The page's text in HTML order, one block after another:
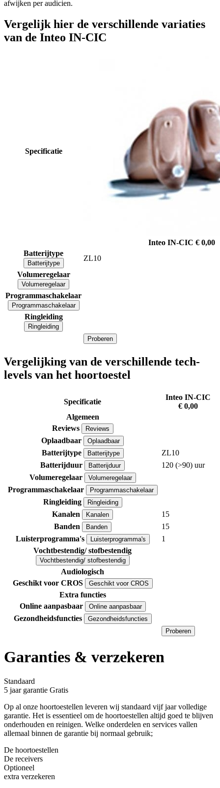
afwijken per audicien.
Vergelijk hier de verschillende variaties
van de Inteo IN-CIC
Specificatie
Inteo IN-CIC € 0,00
Batterijtype
Batterijtype
ZL10
Volumeregelaar
Volumeregelaar
Programmaschakelaar
Programmaschakelaar
Ringleiding
Ringleiding
Proberen
Vergelijking van de verschillende tech-
levels van het hoortoestel
Specificatie
Inteo IN-CIC
€ 0,00
Algemeen
Reviews
Reviews
Oplaadbaar Oplaadbaar
Batterijtype Batterijtype
ZL10
Batterijduur
Batterijduur
120 (>90) uur
Volumeregelaar
Volumeregelaar
Programmaschakelaar Programmaschakelaar
Ringleiding Ringleiding
Kanalen Kanalen
15
Banden
Banden
15
Luisterprogramma's
Luisterprogramma's
1
Vochtbestendig/ stofbestendig
Vochtbestendig/ stofbestendig
Audiologisch
Geschikt voor CROS
Geschikt voor CROS
Extra functies
Online aanpasbaar
Online aanpasbaar
Gezondheidsfuncties
Gezondheidsfuncties
Proberen
Garanties & verzekeren
Standaard
5 jaar garantie Gratis
Op al onze hoortoestellen leveren wij standaard vijf jaar volledige
garantie. Het is essentieel om de hoortoestellen altijd goed te blijven
onderhouden en reinigen. Welke onderdelen en services vallen
allemaal binnen de garantie bij normaal gebruik;
De hoortoestellen
De receivers
Optioneel
extra verzekeren